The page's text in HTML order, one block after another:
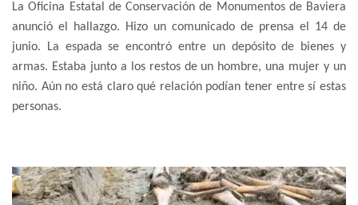
La Oficina Estatal de Conservación de Monumentos de Baviera
anunció el hallazgo. Hizo un comunicado de prensa el 14 de
junio. La espada se encontró entre un depósito de bienes y
armas. Estaba junto a los restos de un hombre, una mujer y un
niño. Aún no está claro qué relación podían tener entre sí estas
personas.